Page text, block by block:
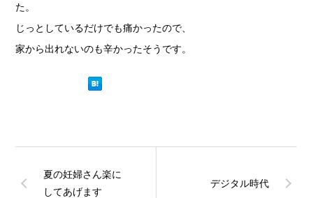
た。
じっとしているだけでも痛かったので、
家から出れないのも辛かったそうです。
夏の妊婦さん楽に
してあげます
デジタル時代